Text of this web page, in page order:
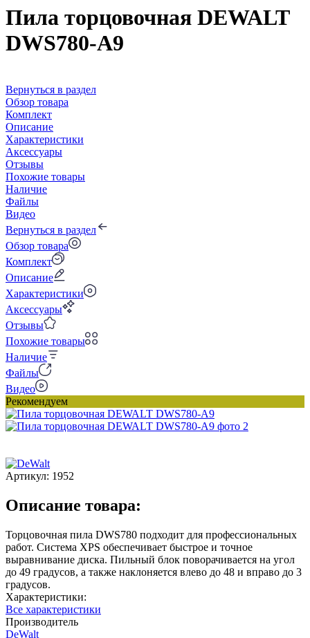
Пила торцовочная DEWALT
DWS780-A9
Вернуться в раздел
Обзор товара
Комплект
Описание
Характеристики
Аксессуары
Отзывы
Похожие товары
Наличие
Файлы
Видео
Вернуться в раздел
Обзор товара
Комплект
Описание
Характеристики
Аксессуары
Отзывы
Похожие товары
Наличие
Файлы
Видео
Рекомендуем
Артикул: 1952
Описание товара:
Торцовочная пила DWS780 подходит для профессиональных
работ. Система XPS обеспечивает быстрое и точное
выравнивание диска. Пильный блок поворачивается на угол
до 49 градусов, а также наклоняется влево до 48 и вправо до 3
градусов.​​
Характеристики:
Все характеристики
Производитель
DeWalt